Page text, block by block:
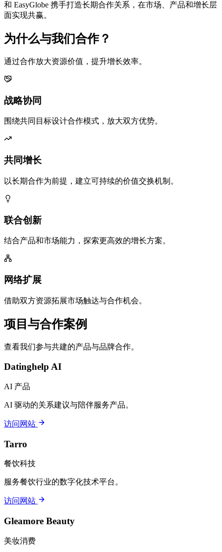
和 EasyGlobe 携手打造长期合作关系，在市场、产品和增长层
面实现共赢。
为什么与我们合作？
通过合作放大资源价值，提升增长效率。
战略协同
围绕共同目标设计合作模式，放大双方优势。
共同增长
以长期合作为前提，建立可持续的价值交换机制。
联合创新
结合产品和市场能力，探索更高效的增长方案。
网络扩展
借助双方资源拓展市场触达与合作机会。
项目与合作案例
查看我们参与共建的产品与品牌合作。
Datinghelp AI
AI 产品
AI 驱动的关系建议与陪伴服务产品。
访问网站
Tarro
餐饮科技
服务餐饮行业的数字化技术平台。
访问网站
Gleamore Beauty
美妆消费